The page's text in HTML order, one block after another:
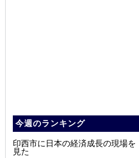
今週のランキング
印西市に日本の経済成長の現場を
見た